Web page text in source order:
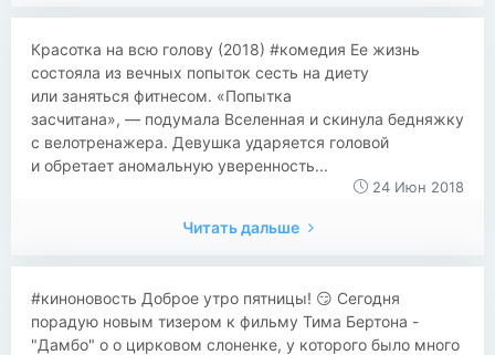
​​Красотка на всю голову (2018) #комедия Ее жизнь
состояла из вечных попыток сесть на диету
или заняться фитнесом. «Попытка
засчитана», — подумала Вселенная и скинула бедняжку
с велотренажера. Девушка ударяется головой
и обретает аномальную уверенность...
24 Июн 2018
Читать дальше
#киноновость Доброе утро пятницы! 😏 Сегодня
порадую новым тизером к фильму Тима Бертона -
"Дамбо" о о цирковом слоненке, у которого было много